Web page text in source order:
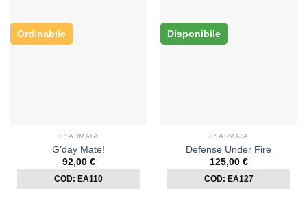
Ordinabile
8^ ARMATA
G’day Mate!
92,00 €
COD: EA110
Disponibile
8^ ARMATA
Defense Under Fire
125,00 €
COD: EA127